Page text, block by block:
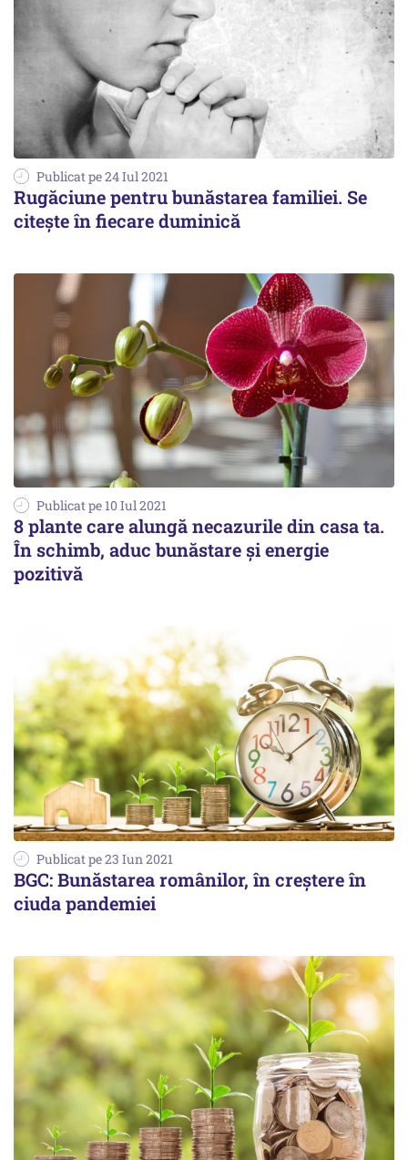
Publicat pe 24 Iul 2021
Rugăciune pentru bunăstarea familiei. Se
citește în fiecare duminică
Publicat pe 10 Iul 2021
8 plante care alungă necazurile din casa ta.
În schimb, aduc bunăstare și energie
pozitivă
Publicat pe 23 Iun 2021
BGC: Bunăstarea românilor, în creştere în
ciuda pandemiei